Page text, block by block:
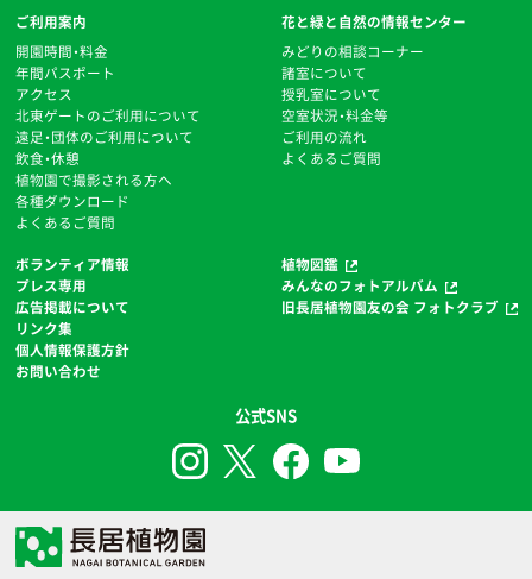
ご利用案内
開園時間・料金
年間パスポート
アクセス
北東ゲートのご利用について
遠足・団体のご利用について
飲食・休憩
植物園で撮影される方へ
各種ダウンロード
よくあるご質問
花と緑と自然の情報センター
みどりの相談コーナー
諸室について
授乳室について
空室状況・料金等
ご利用の流れ
よくあるご質問
ボランティア情報
プレス専用
広告掲載について
リンク集
個人情報保護方針
お問い合わせ
植物図鑑
みんなのフォトアルバム
旧長居植物園友の会 フォトクラブ
公式SNS